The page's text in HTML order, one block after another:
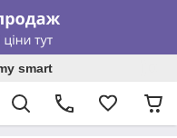
smart